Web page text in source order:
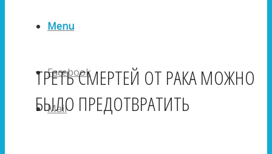
Menu
Facebook
Mail
ТРЕТЬ СМЕРТЕЙ ОТ РАКА МОЖНО
БЫЛО ПРЕДОТВРАТИТЬ